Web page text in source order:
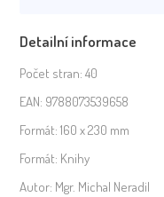
Detailní informace
Počet stran: 40
EAN: 9788073539658
Formát: 160 x 230 mm
Formát: Knihy
Autor: Mgr. Michal Neradil